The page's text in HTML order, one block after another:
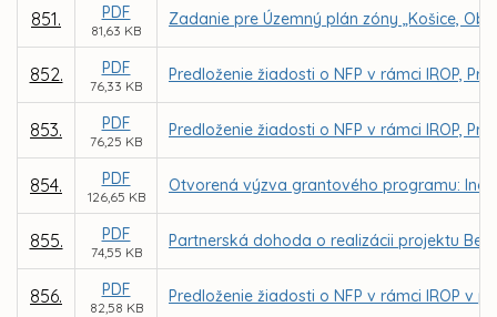
851. PDF
81,63 KB
Zadanie pre Územný plán zóny „Košice,
852. PDF
76,33 KB
Predloženie žiadosti o NFP v rámci IROP,
853. PDF
76,25 KB
Predloženie žiadosti o NFP v rámci IROP,
854. PDF
126,65 KB
Otvorená výzva grantového programu:
855. PDF
74,55 KB
Partnerská dohoda o realizácii projektu Bee
856. PDF
82,58 KB
Predloženie žiadosti o NFP v rámci IROP v